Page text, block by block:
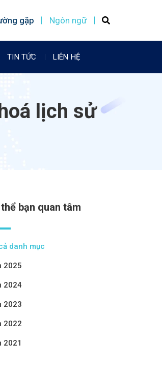
gặp Ngôn ngữ
TIN TỨC LIÊN HỆ
lịch sử
bạn quan tâm
danh mục
2025
2024
2023
2022
2021